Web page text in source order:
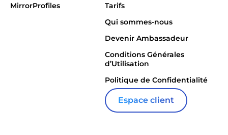
MirrorProfiles
Tarifs
Qui sommes-nous
Devenir Ambassadeur
Conditions Générales
d’Utilisation
Politique de Confidentialité
Espace client